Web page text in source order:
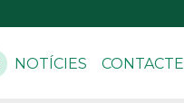
NOTÍCIES CONTACTE